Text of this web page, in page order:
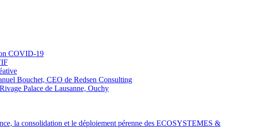
COVID-19
Bouchet, CEO de Redsen Consulting
Palace de Lausanne, Ouchy
la consolidation et le déploiement pérenne des ECOSYSTEMES &